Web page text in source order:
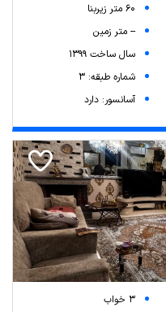
60 متر زیربنا
-- متر زمین
سال ساخت 1399
شماره طبقه: 3
آسانسور: دارد
3 خواب